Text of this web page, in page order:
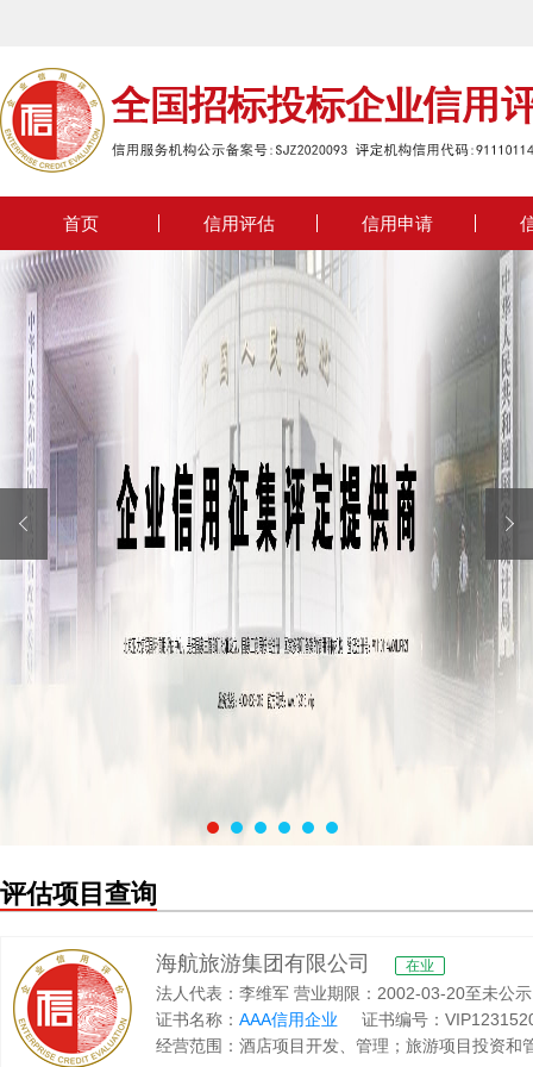
首页 信用评估 信用申请
 
评估项目查询
海航旅游集团有限公司 在业
法人代表：李维军 营业期限：2002-03-20至未公
证书名称： AAA信用企业
证书编号：
经营范围：酒店项目开发、管理；旅游项目投资